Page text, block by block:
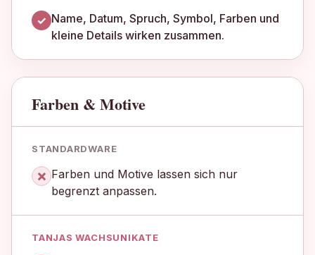
✓ Name, Datum, Spruch, Symbol, Farben und
kleine Details wirken zusammen.
Farben & Motive
× Farben und Motive lassen sich nur
begrenzt anpassen.